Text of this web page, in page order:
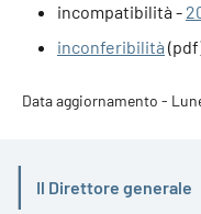
incompatibilità -
inconferibilità
Data aggiornamento -
Il Direttore generale
Attivo